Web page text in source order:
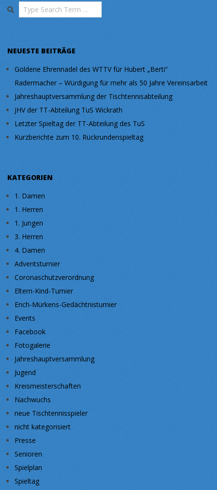
Search
NEUESTE BEITRÄGE
Goldene Ehrennadel des WTTV für Hubert „Berti“
Radermacher – Würdigung für mehr als 50 Jahre Vereinsarbeit
Jahreshauptversammlung der Tischtennisabteilung
JHV der TT-Abteilung TuS Wickrath
Letzter Spieltag der TT-Abteilung des TuS
Kurzberichte zum 10. Rückrundenspieltag
KATEGORIEN
1. Damen
1. Herren
1. Jungen
3. Herren
4. Damen
Adventsturnier
Coronaschutzverordnung
Eltern-Kind-Turnier
Erich-Mürkens-Gedächtnisturnier
Events
Facebook
Fotogalerie
Jahreshauptversammlung
Jugend
Kreismeisterschaften
Nachwuchs
neue Tischtennisspieler
nicht kategorisiert
Presse
Senioren
Spielplan
Spieltag